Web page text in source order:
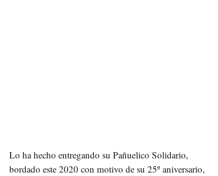
Lo ha hecho entregando su Pañuelico Solidario,
bordado este 2020 con motivo de su 25º aniversario,